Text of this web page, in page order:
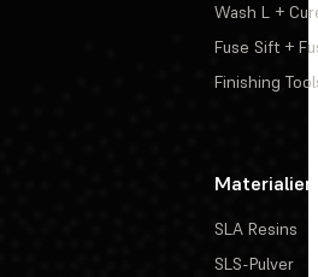
Wash L +
Fuse Sift +
Finishing
Materialien
SLA Resins
SLS-Pulver